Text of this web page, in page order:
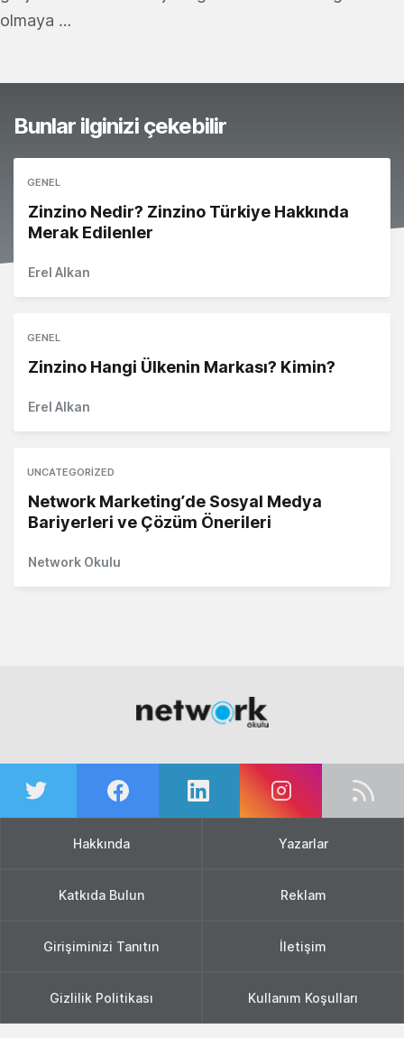
olmaya …
Bunlar ilginizi çekebilir
GENEL
Zinzino Nedir? Zinzino Türkiye Hakkında
Merak Edilenler
Erel Alkan
GENEL
Zinzino Hangi Ülkenin Markası? Kimin?
Erel Alkan
UNCATEGORIZED
Network Marketing’de Sosyal Medya
Bariyerleri ve Çözüm Önerileri
Network Okulu
Hakkında Yazarlar
Katkıda Bulun Reklam
Girişiminizi Tanıtın İletişim
Gizlilik Politikası Kullanım Koşulları